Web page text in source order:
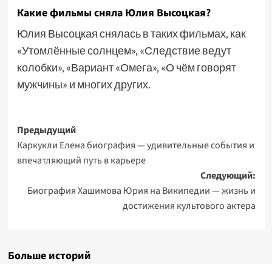
Какие фильмы сняла Юлия Высоцкая?
Юлия Высоцкая снялась в таких фильмах, как
«Утомлённые солнцем», «Следствие ведут
колобки», «Вариант «Омега», «О чём говорят
мужчины» и многих других.
Навигация
записи
Предыдущий
Каркукли Елена биография — удивительные события и
впечатляющий путь в карьере
Следующий:
Биография Хашимова Юрия на Википедии — жизнь и
достижения культового актера
Больше историй